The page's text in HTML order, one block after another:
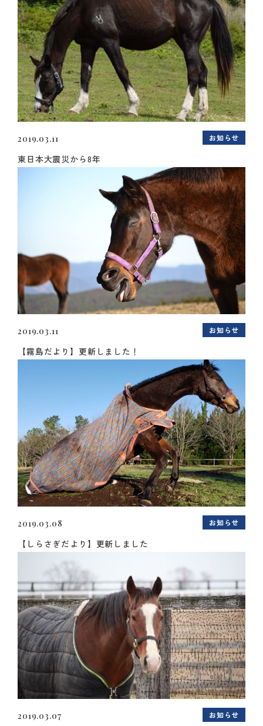
2019.03.11 お知らせ
東日本大震災から8年
2019.03.11 お知らせ
【霧島だより】更新しました！
2019.03.08 お知らせ
【しらさぎだより】更新しました
2019.03.07 お知らせ